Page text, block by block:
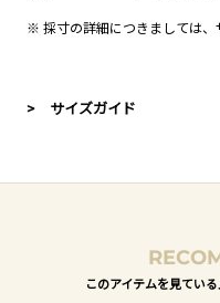
※ 採寸の詳細につきましては、
> サイズガイド
このアイテムを見てい